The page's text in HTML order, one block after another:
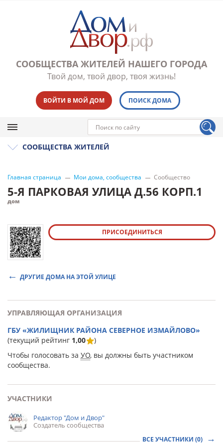
СООБЩЕСТВА ЖИТЕЛЕЙ НАШЕГО ГОРОДА
Твой дом, твой двор, твоя жизнь!
ВОЙТИ В МОЙ ДОМ ПОИСК ДОМА
СООБЩЕСТВА ЖИТЕЛЕЙ
Главная страница Мои дома, сообщества Сообщество
5-Я ПАРКОВАЯ УЛИЦА Д.56 КОРП.1
дом
ПРИСОЕДИНИТЬСЯ
ДРУГИЕ ДОМА НА ЭТОЙ УЛИЦЕ
УПРАВЛЯЮЩАЯ ОРГАНИЗАЦИЯ
ГБУ «ЖИЛИЩНИК РАЙОНА СЕВЕРНОЕ ИЗМАЙЛОВО»
(текущий рейтинг 1,00
)
Чтобы голосовать за УО, вы должны быть участником
сообщества.
УЧАСТНИКИ
Редактор "Дом и Двор"
Создатель сообщества
ВСЕ УЧАСТНИКИ (0)